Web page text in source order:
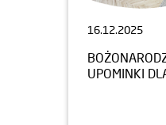
16.12.2025
UPOMINKI